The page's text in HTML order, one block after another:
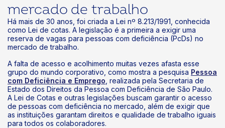
mercado de trabalho
Há mais de 30 anos, foi criada a Lei nº 8.213/1991, conhecida
como Lei de cotas. A legislação é a primeira a exigir uma
reserva de vagas para pessoas com deficiência (PcDs) no
mercado de trabalho.
A falta de acesso e acolhimento muitas vezes afasta esse
grupo do mundo corporativo, como mostra a pesquisa Pessoa
com Deficiência e Emprego , realizada pela Secretaria de
Estado dos Direitos da Pessoa com Deficiência de São Paulo.
A Lei de Cotas e outras legislações buscam garantir o acesso
de pessoas com deficiência no mercado, além de exigir que
as instituições garantam direitos e qualidade de trabalho iguais
para todos os colaboradores.